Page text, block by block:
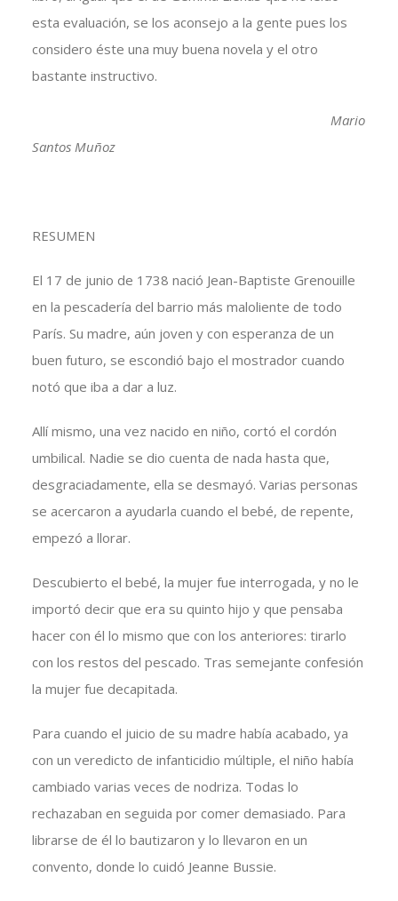
esta evaluación, se los aconsejo a la gente pues los
considero éste una muy buena novela y el otro
bastante instructivo.
Mario
Santos Muñoz
RESUMEN
El 17 de junio de 1738 nació Jean-Baptiste Grenouille
en la pescadería del barrio más maloliente de todo
París. Su madre, aún joven y con esperanza de un
buen futuro, se escondió bajo el mostrador cuando
notó que iba a dar a luz.
Allí mismo, una vez nacido en niño, cortó el cordón
umbilical. Nadie se dio cuenta de nada hasta que,
desgraciadamente, ella se desmayó. Varias personas
se acercaron a ayudarla cuando el bebé, de repente,
empezó a llorar.
Descubierto el bebé, la mujer fue interrogada, y no le
importó decir que era su quinto hijo y que pensaba
hacer con él lo mismo que con los anteriores: tirarlo
con los restos del pescado. Tras semejante confesión
la mujer fue decapitada.
Para cuando el juicio de su madre había acabado, ya
con un veredicto de infanticidio múltiple, el niño había
cambiado varias veces de nodriza. Todas lo
rechazaban en seguida por comer demasiado. Para
librarse de él lo bautizaron y lo llevaron en un
convento, donde lo cuidó Jeanne Bussie.